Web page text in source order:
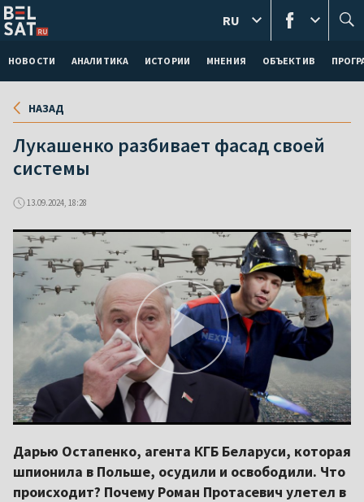
НОВОСТИ АНАЛИТИКА ИСТОРИИ МНЕНИЯ ОБЪЕКТИВ
RU
НАЗАД
Лукашенко разбивает фасад своей
системы
13.09.2024, 18:28
Дарью Остапенко, агента КГБ Беларуси, которая
шпионила в Польше, осудили и освободили. Что
происходит? Почему Роман Протасевич улетел в